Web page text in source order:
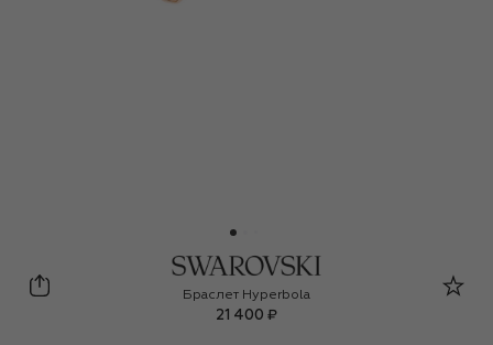
Swarovski
Браслет Hyperbola
21 400 ₽